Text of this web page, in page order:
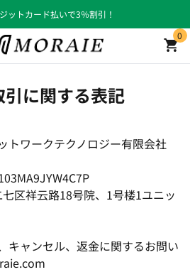
ットカード払いで3％割引！
日間返品交換｜安全な支払い⚡️
0
に関する表記
トワークテクノロジー有限会社
区祥云路18号院、1号楼1ユニッ
キャンセル、返金に関するお問い